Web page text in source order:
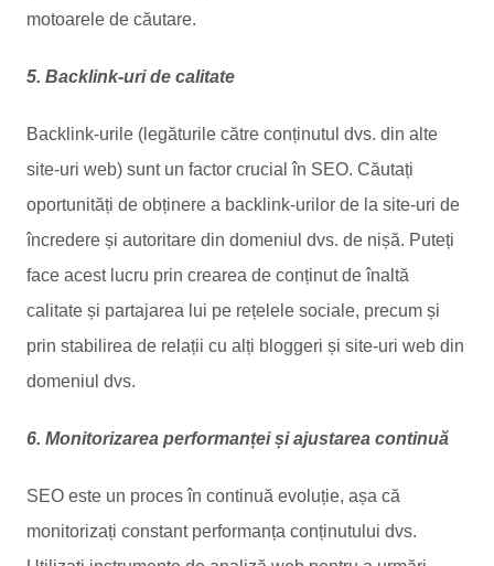
motoarele de căutare.
5. Backlink-uri de calitate
Backlink-urile (legăturile către conținutul dvs. din alte
site-uri web) sunt un factor crucial în SEO. Căutați
oportunități de obținere a backlink-urilor de la site-uri de
încredere și autoritare din domeniul dvs. de nișă. Puteți
face acest lucru prin crearea de conținut de înaltă
calitate și partajarea lui pe rețelele sociale, precum și
prin stabilirea de relații cu alți bloggeri și site-uri web din
domeniul dvs.
6. Monitorizarea performanței și ajustarea continuă
SEO este un proces în continuă evoluție, așa că
monitorizați constant performanța conținutului dvs.